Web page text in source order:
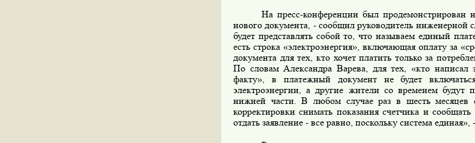
На пресс-конференции был
нового документа, - сообщил руководитель
будет представлять собой то, что называем единый
есть строка «электроэнергия», включающая оплату за
документа для тех, кто хочет платить только за
По словам Александра Варева, для тех, «кто написал
факту», в платежный документ не будет
электроэнергии, а другие жители со временем будут
нижней части. В любом случае раз в шесть месяцев
корректировки снимать показания счетчика и
отдать заявление - все равно, поскольку система